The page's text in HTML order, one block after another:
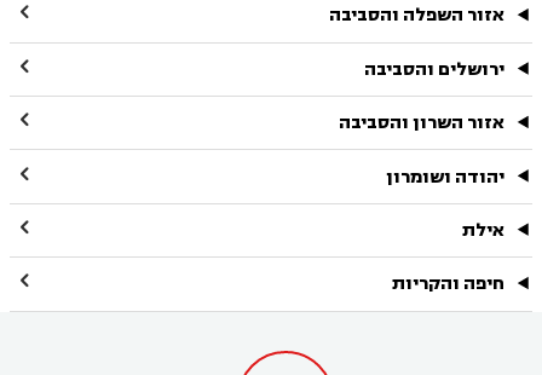
אזור השפלה והסביבה 
ירושלים והסביבה 
אזור השרון והסביבה 
יהודה ושומרון 
אילת 
חיפה והקריות 